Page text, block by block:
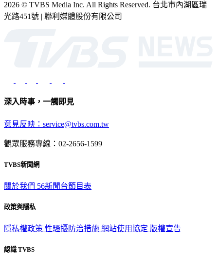
2026 © TVBS Media Inc. All Rights Reserved. 台北市內湖區瑞
光路451號 | 聯利媒體股份有限公司
深入時事，一觸即見
意見反映：service@tvbs.com.tw
觀眾服務專線：02-2656-1599
TVBS新聞網
關於我們 56新聞台節目表
政策與隱私
隱私權政策 性騷擾防治措施 網站使用協定 版權宣告
認識 TVBS